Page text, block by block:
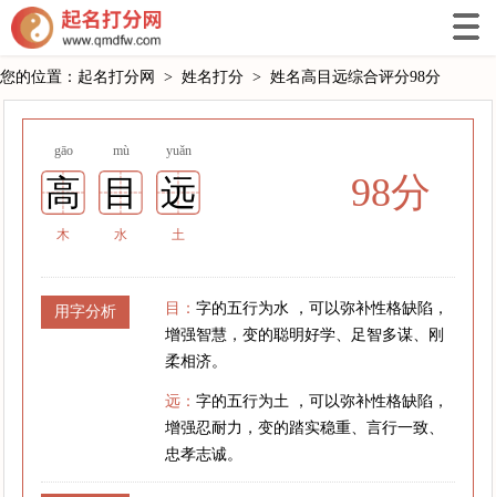
您的位置： 起名打分网 > 姓名打分 > 姓名高目远综合评分98分
gāo mù yuǎn
高 目 远
木 水 土
98分
用字分析 目：字的五行为水 ，可以弥补性格缺陷，
增强智慧，变的聪明好学、足智多谋、刚
柔相济。
远：字的五行为土 ，可以弥补性格缺陷，
增强忍耐力，变的踏实稳重、言行一致、
忠孝志诚。